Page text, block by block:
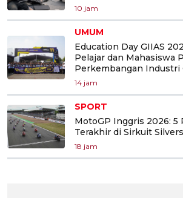
10 jam
UMUM
Education Day GIIAS
Pelajar dan Mahasiswa
Perkembangan
14 jam
SPORT
MotoGP Inggris 2026: 5
Terakhir di Sirkuit
18 jam